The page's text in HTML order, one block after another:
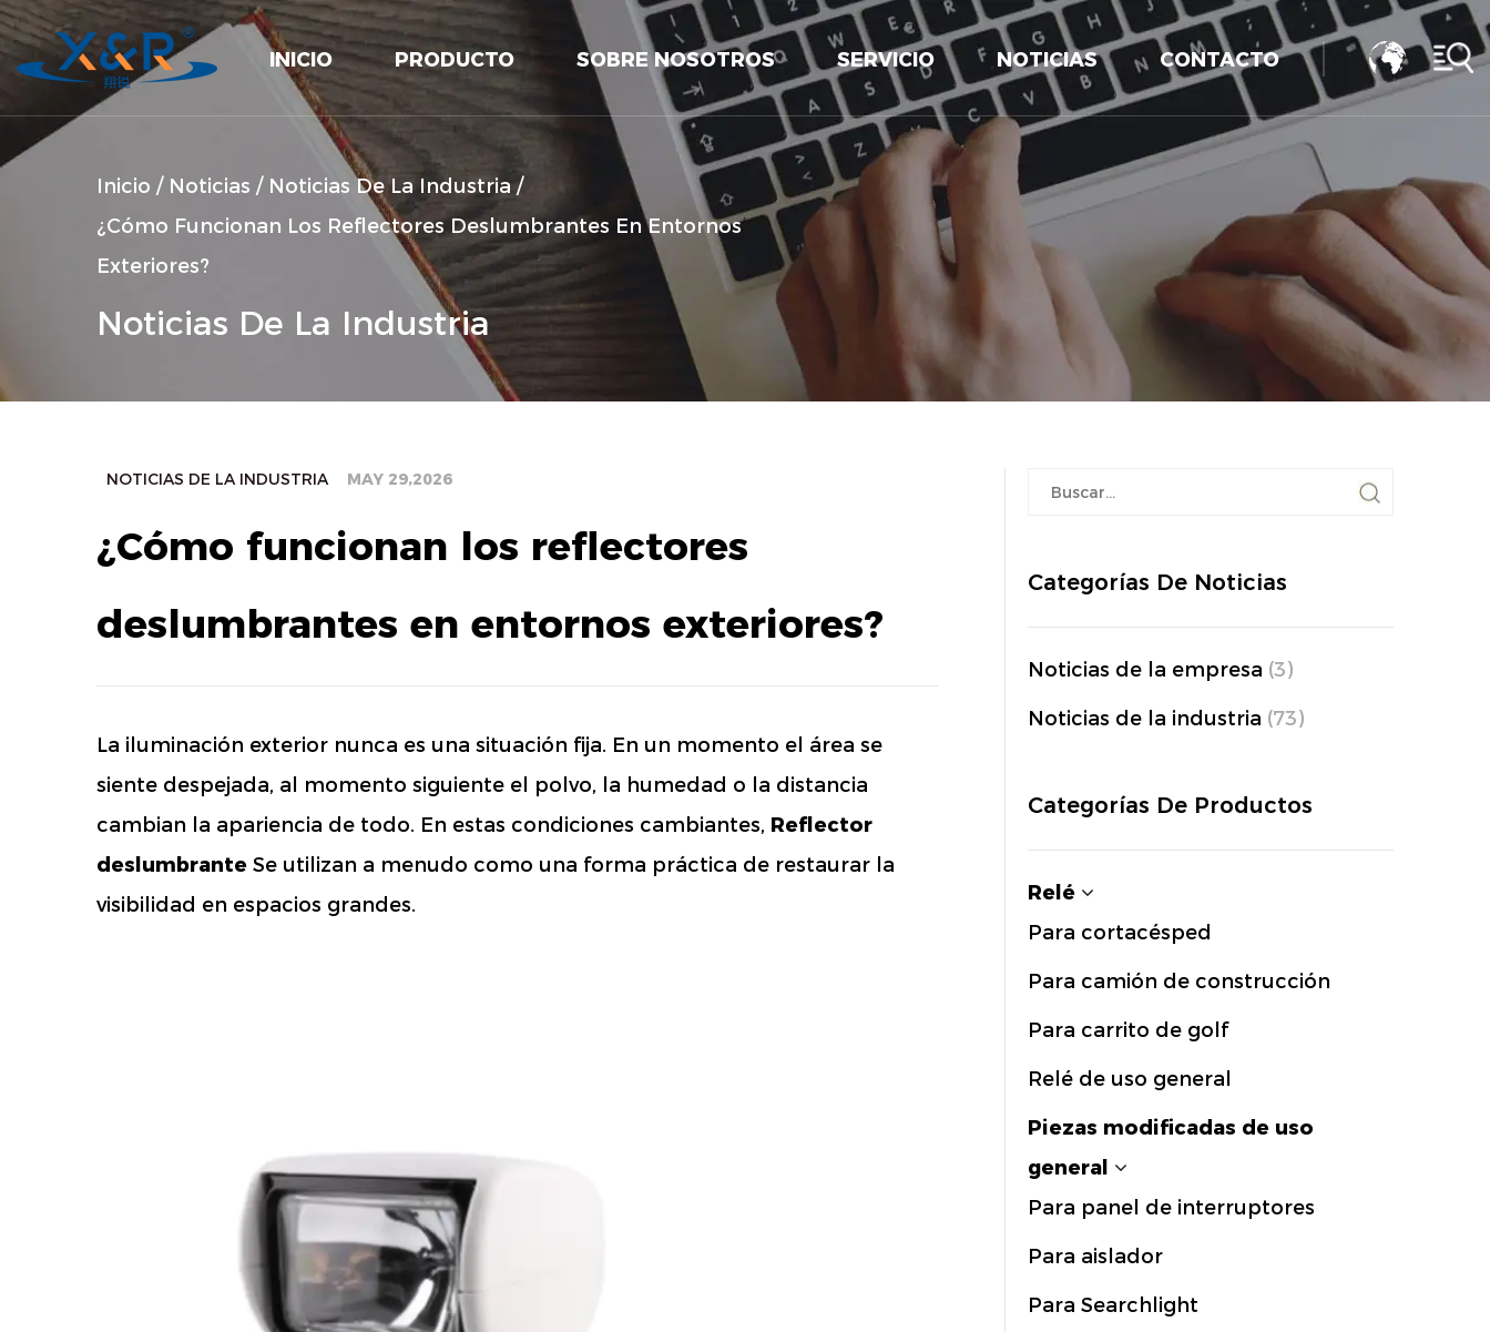
INICIO PRODUCTO SOBRE NOSOTROS SERVICIO NOTICIAS CONTACTO
Inicio / Noticias / Noticias De La Industria /
¿Cómo Funcionan Los Reflectores Deslumbrantes En Entornos
Exteriores?
Noticias De La Industria
NOTICIAS DE LA INDUSTRIA MAY 29,2026
¿Cómo funcionan los reflectores
deslumbrantes en entornos exteriores?
La iluminación exterior nunca es una situación fija. En un momento el área se
siente despejada, al momento siguiente el polvo, la humedad o la distancia
cambian la apariencia de todo. En estas condiciones cambiantes, Reflector
deslumbrante Se utilizan a menudo como una forma práctica de restaurar la
visibilidad en espacios grandes.
Categorías De Noticias
Noticias de la empresa (3)
Noticias de la industria (73)
Categorías De Productos
Relé
Para cortacésped
Para camión de construcción
Para carrito de golf
Relé de uso general
Piezas modificadas de uso
general
Para panel de interruptores
Para aislador
Para Searchlight